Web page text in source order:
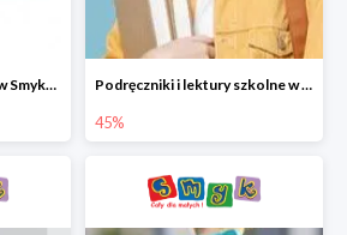
Miracle odzież ciążowa w Smyku co -30% Podręczniki i lektury szkolne w Smyku do -45%
45%